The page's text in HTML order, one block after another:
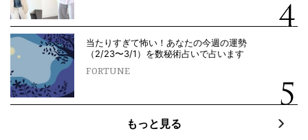
当たりすぎて怖い！あなたの今週の運勢
（2/23〜3/1）を数秘術占いで占います
FORTUNE
もっと見る